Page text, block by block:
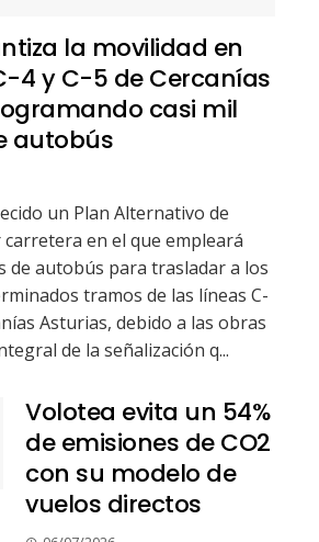
la movilidad en
4 y C-5 de Cercanías
casi mil
autobús
un Plan Alternativo de
en el que empleará
de autobús para trasladar a los
tramos de las líneas C-
Asturias, debido a las obras
de la señalización q...
Volotea evita un 54%
de emisiones de CO2
con su modelo de
vuelos directos